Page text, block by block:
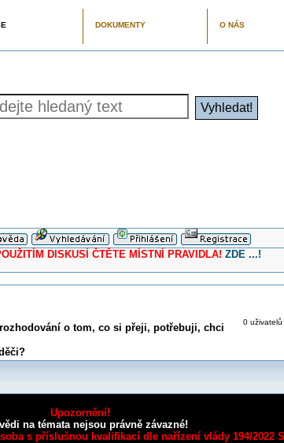
DOKUMENTY O NÁS
DISKUSÍ ČTĚTE MÍSTNÍ PRAVIDLA! ZDE ...!
o tom, co si přeji, potřebuji, chci
0
Upozornění!
na témata nejsou právně závazné!
s příslušnou kvalifikací dle nařízení vlády 194/2022